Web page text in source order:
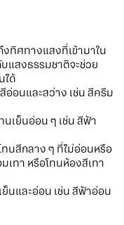
ทิศทางแสงที่เข้ามาใน
แสงธรรมชาติจะช่วย
ได้
อ่อนและสว่าง เช่น สีครีม
นเย็นอ่อน ๆ เช่น สีฟ้า
ทนสีกลาง ๆ ที่ไม่อ่อนหรือ
เทา หรือโทนห้องสีเทา
ย็นและอ่อน เช่น สีฟ้าอ่อน